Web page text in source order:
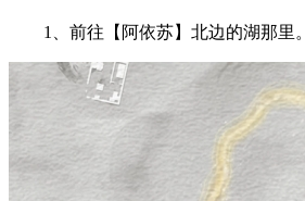
1、前往【阿依苏】北边的湖那里。